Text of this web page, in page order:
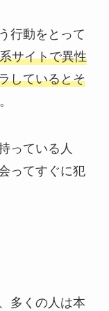
行動をとって
サイトで異性
しているとそ
っている人
ってすぐに犯
多くの人は本